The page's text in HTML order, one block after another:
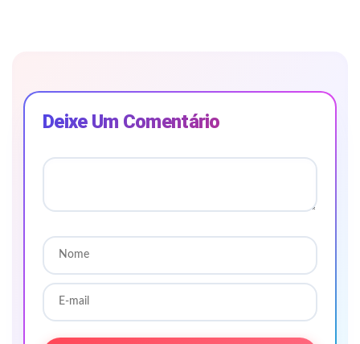
Deixe Um Comentário